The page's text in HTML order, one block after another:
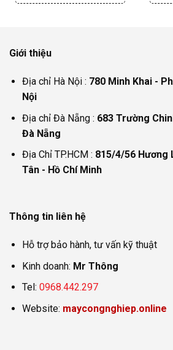
Giới thiệu
Địa chỉ Hà Nội : 780 Minh Khai -
Nội
Địa chỉ Đà Nẵng : 683 Trường
Đà Nẵng
Địa Chỉ TP.HCM : 815/4/56 Hương
Tân - Hồ Chí Minh
Thông tin liên hệ
Hỗ trợ bảo hành, tư vấn kỹ thuật
Kinh doanh: Mr Thông
Tel: 0968.442.297
Website: maycongnghiep.online